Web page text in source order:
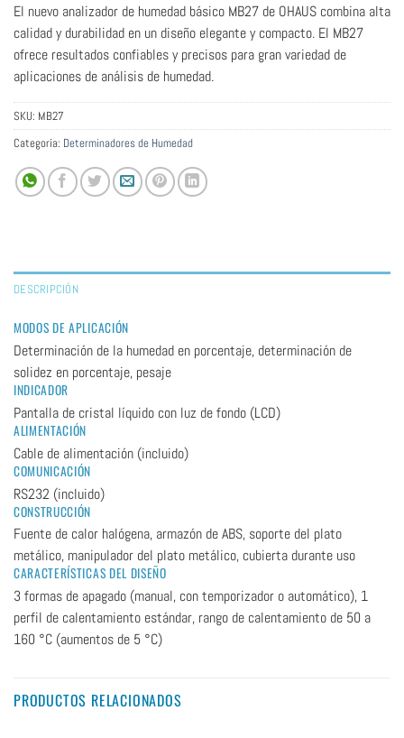
El nuevo analizador de humedad básico MB27 de OHAUS combina alta
calidad y durabilidad en un diseño elegante y compacto. El MB27
ofrece resultados confiables y precisos para gran variedad de
aplicaciones de análisis de humedad.
SKU: MB27
Categoría: Determinadores de Humedad
DESCRIPCIÓN
MODOS DE APLICACIÓN
Determinación de la humedad en porcentaje, determinación de
solidez en porcentaje, pesaje
INDICADOR
Pantalla de cristal líquido con luz de fondo (LCD)
ALIMENTACIÓN
Cable de alimentación (incluido)
COMUNICACIÓN
RS232 (incluido)
CONSTRUCCIÓN
Fuente de calor halógena, armazón de ABS, soporte del plato
metálico, manipulador del plato metálico, cubierta durante uso
CARACTERÍSTICAS DEL DISEÑO
3 formas de apagado (manual, con temporizador o automático), 1
perfil de calentamiento estándar, rango de calentamiento de 50 a
160 °C (aumentos de 5 °C)
PRODUCTOS RELACIONADOS